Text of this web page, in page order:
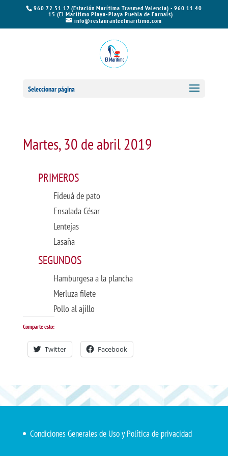
960 72 51 17 (Estación Marítima Trasmed Valencia) - 960 11 40
15 (El Marítimo Playa-Playa Puebla de Farnals)
info@restauranteelmaritimo.com
Seleccionar página
Martes, 30 de abril 2019
PRIMEROS
Fideuá de pato
Ensalada César
Lentejas
Lasaña
SEGUNDOS
Hamburgesa a la plancha
Merluza filete
Pollo al ajillo
Comparte esto:
Twitter Facebook
Condiciones Generales de Uso y Política de privacidad